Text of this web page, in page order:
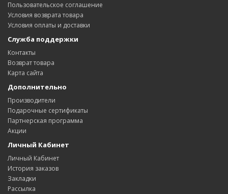
Пользовательское соглашение
Условия возврата товара
Условия оплаты и доставки
Служба поддержки
Контакты
Возврат товара
Карта сайта
Дополнительно
Производители
Подарочные сертификаты
Партнерская программа
Акции
Личный Кабинет
Личный Кабинет
История заказов
Закладки
Рассылка